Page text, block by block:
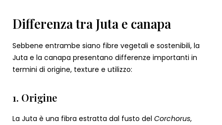
Differenza tra Juta e canapa
Sebbene entrambe siano fibre vegetali e sostenibili, la
Juta e la canapa presentano differenze importanti in
termini di origine, texture e utilizzo:
1. Origine
La Juta è una fibra estratta dal fusto del Corchorus,